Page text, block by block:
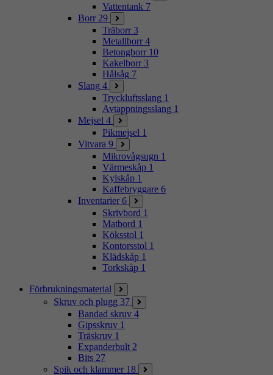
Vattentank 7
Borr 29
Träborr 3
Metallborr 4
Betongborr 10
Kakelborr 3
Hålsåg 7
Slang 4
Tryckluftsslang 1
Avtappningsslang 1
Mejsel 4
Pikmejsel 1
Vitvara 9
Mikrovågsugn 1
Värmeskåp 1
Kylskåp 1
Kaffebryggare 6
Inventarier 6
Skrivbord 1
Matbord 1
Köksstol 1
Kontorsstol 1
Klädskåp 1
Torkskåp 1
Förbrukningsmaterial
Skruv och plugg 37
Bandad skruv 4
Gipsskruv 1
Träskruv 1
Expanderbult 2
Bits 27
Spik och klammer 18